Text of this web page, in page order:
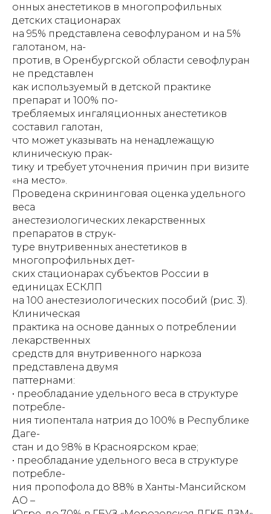
онных анестетиков в многопрофильных
детских стационарах
на 95% представлена севофлураном и на 5%
галотаном, на-
против, в Оренбургской области севофлуран
не представлен
как используемый в детской практике
препарат и 100% по-
требляемых ингаляционных анестетиков
составил галотан,
что может указывать на ненадлежащую
клиническую прак-
тику и требует уточнения причин при визите
«на место».
Проведена скрининговая оценка удельного
веса
анестезиологических лекарственных
препаратов в струк-
туре внутривенных анестетиков в
многопрофильных дет-
ских стационарах субъектов России в
единицах ЕСКЛП
на 100 анестезиологических пособий (рис. 3).
Клиническая
практика на основе данных о потреблении
лекарственных
средств для внутривенного наркоза
представлена двумя
паттернами:
• преобладание удельного веса в структуре
потребле-
ния тиопентала натрия до 100% в Республике
Даге-
стан и до 98% в Красноярском крае;
• преобладание удельного веса в структуре
потребле-
ния пропофола до 88% в Ханты-Мансийском
АО –